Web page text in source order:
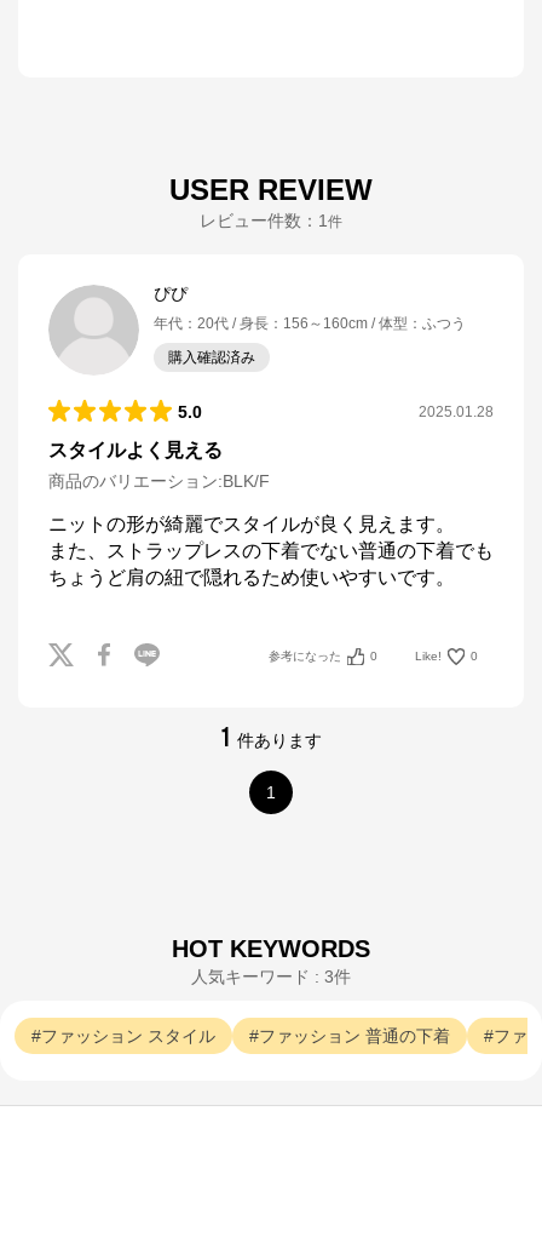
USER REVIEW
レビュー件数： 1 件
ぴぴ
年代 ： 20代 身長 ： 156～160cm 体型 ： ふつう
購入確認済み
5.0 2025.01.28
スタイルよく見える
商品のバリエーション:BLK/F
ニットの形が綺麗でスタイルが良く見えます。
また、ストラップレスの下着でない普通の下着でも
ちょうど肩の紐で隠れるため使いやすいです。
参考になった 0 Like! 0
1 件あります
1
HOT KEYWORDS
人気キーワード : 3件
ファッション スタイル ファッション 普通の下着 ファ